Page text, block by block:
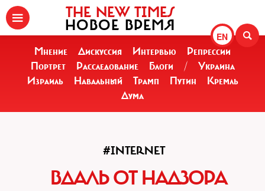
EN
THE NEW TIMES
НОВОЕ ВРЕМЯ
Мнение Дискуссия Интервью
Репрессии
Портрет
Расследование Блоги /
Украина
Израиль
Навальный Трамп Путин
Кремль
Дума
#INTERNET
ВДАЛЬ ОТ НАДЗОРА